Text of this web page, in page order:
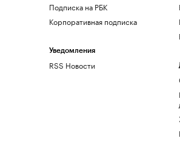
Подписка на РБК
Корпоративная подписка
Уведомления
RSS Новости